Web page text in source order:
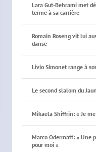
Lara Gut-Behrami met
terme à sa carrière
Romain Roseng vit lui
danse
Livio Simonet range à
Le second slalom du
Mikaela Shiffrin: « Je
Marco Odermatt: « Une
pour moi »